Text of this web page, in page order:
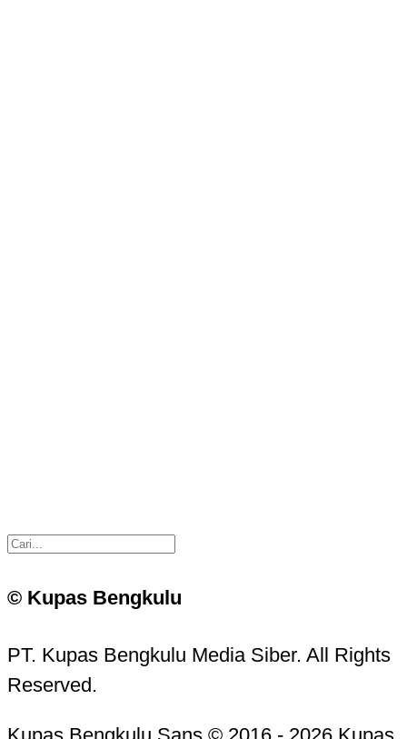
© Kupas Bengkulu
PT. Kupas Bengkulu Media Siber. All Rights
Reserved.